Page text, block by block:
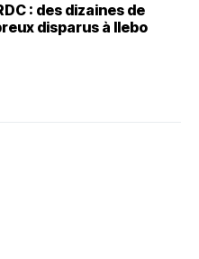
: des dizaines de
disparus à Ilebo